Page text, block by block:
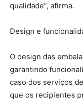
qualidade”, afirma.
Design e
O design das
garantindo
caso dos serviços
que os recipientes